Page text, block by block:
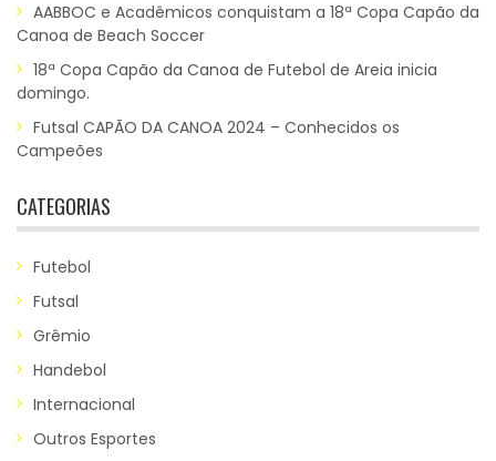
AABBOC e Acadêmicos conquistam a 18ª Copa Capão da
Canoa de Beach Soccer
18ª Copa Capão da Canoa de Futebol de Areia inicia
domingo.
Futsal CAPÃO DA CANOA 2024 – Conhecidos os
Campeões
CATEGORIAS
Futebol
Futsal
Grêmio
Handebol
Internacional
Outros Esportes